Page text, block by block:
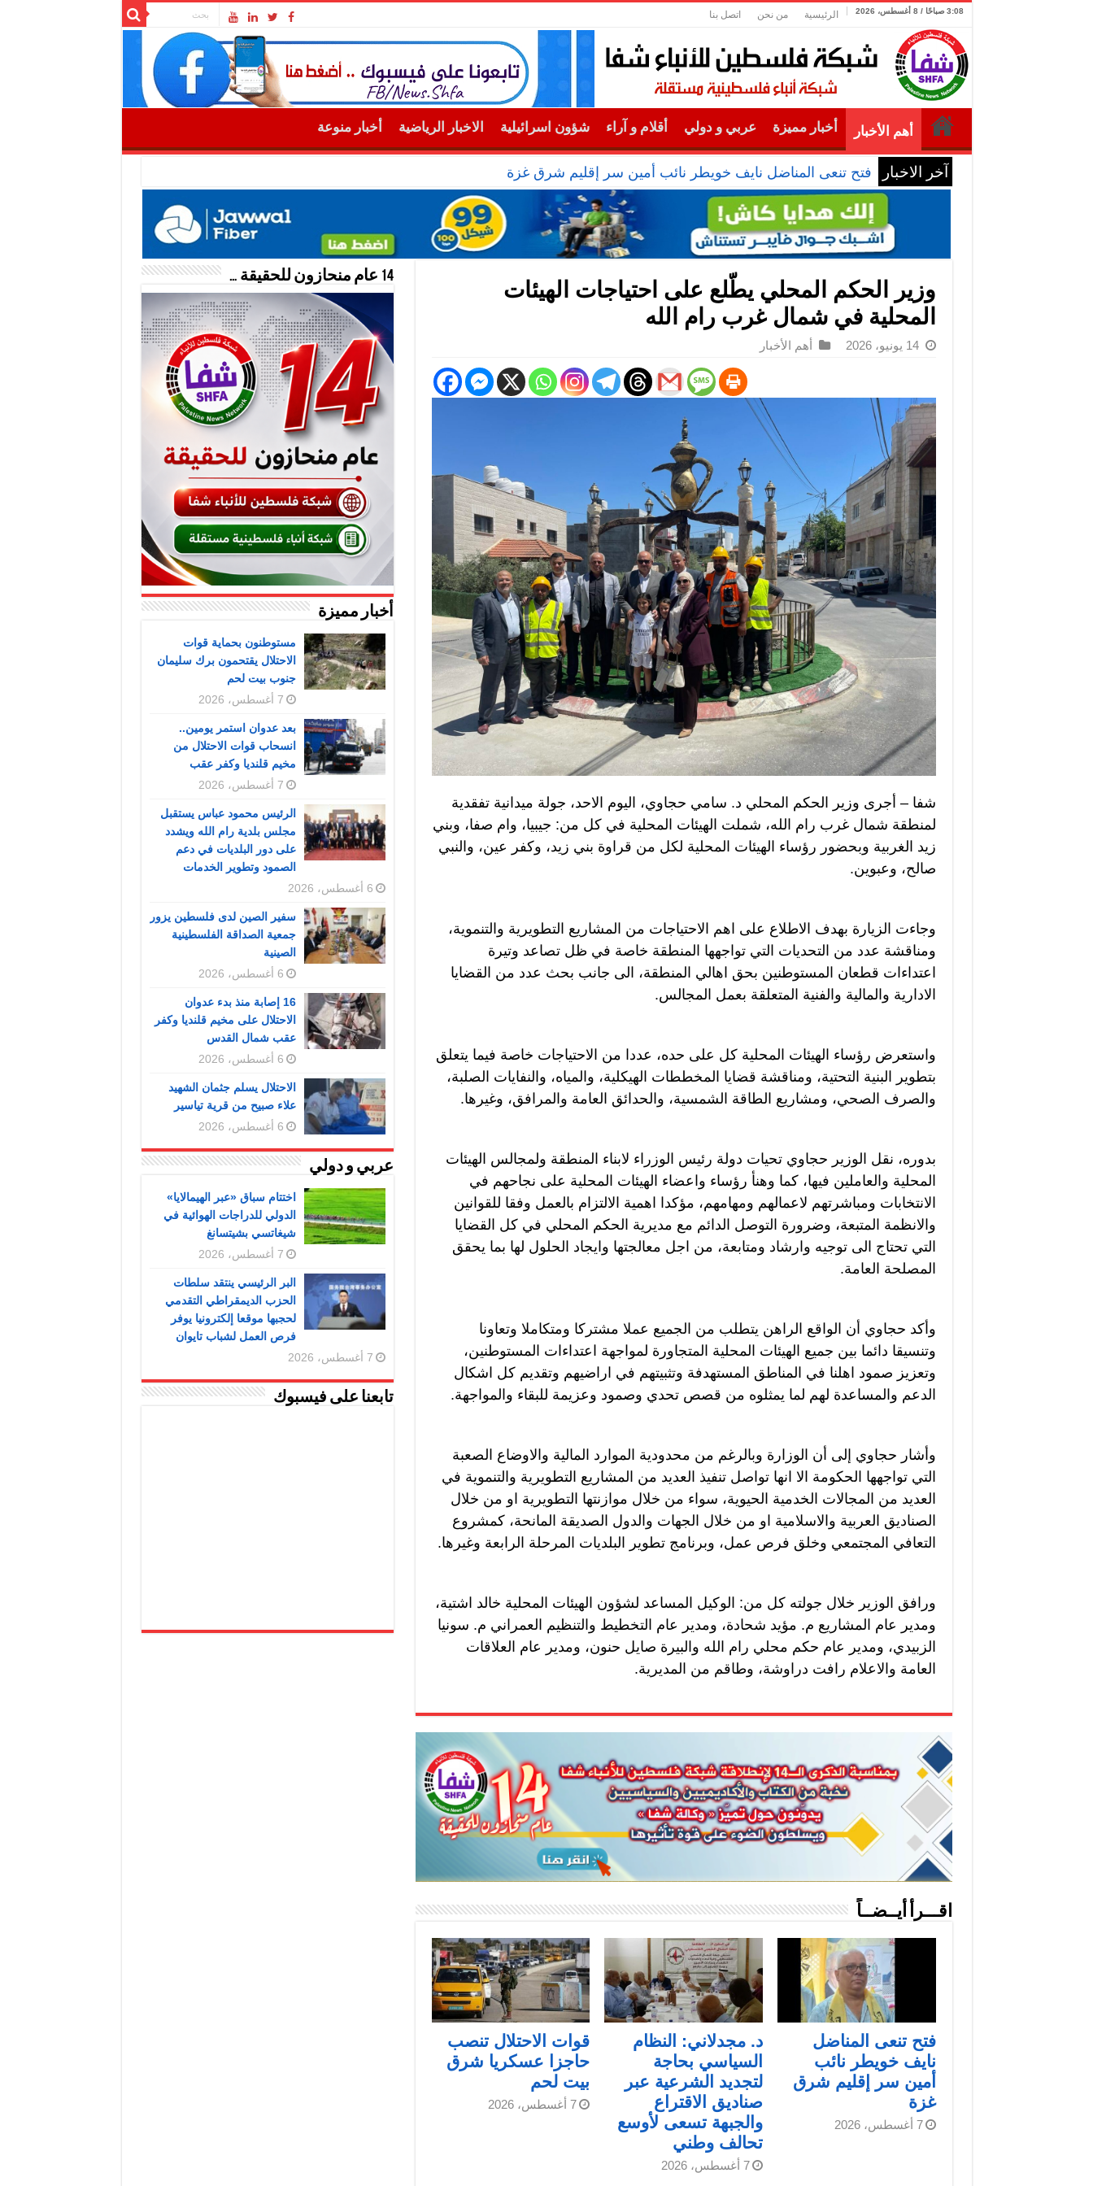
3:08 صباحًا / 8 أغسطس، 2026 الرئيسية من نحن اتصل بنا
أهم الأخبار أخبار مميزة عربي و دولي أقلام و آراء شؤون اسرائيلية الاخبار الرياضية أخبار منوعة
آخر الاخبار فتح تنعى المناضل نايف خويطر نائب أمين سر إقليم شرق غزة
وزير الحكم المحلي يطّلع على احتياجات الهيئات
المحلية في شمال غرب رام الله
14 يونيو، 2026 أهم الأخبار
شفا – أجرى وزير الحكم المحلي د. سامي حجاوي، اليوم الاحد، جولة ميدانية تفقدية
لمنطقة شمال غرب رام الله، شملت الهيئات المحلية في كل من: جيبيا، وام صفا، وبني
زيد الغربية وبحضور رؤساء الهيئات المحلية لكل من قراوة بني زيد، وكفر عين، والنبي
صالح، وعبوين.
وجاءت الزيارة بهدف الاطلاع على اهم الاحتياجات من المشاريع التطويرية والتنموية،
ومناقشة عدد من التحديات التي تواجهها المنطقة خاصة في ظل تصاعد وتيرة
اعتداءات قطعان المستوطنين بحق اهالي المنطقة، الى جانب بحث عدد من القضايا
الادارية والمالية والفنية المتعلقة بعمل المجالس.
واستعرض رؤساء الهيئات المحلية كل على حده، عددا من الاحتياجات خاصة فيما يتعلق
بتطوير البنية التحتية، ومناقشة قضايا المخططات الهيكلية، والمياه، والنفايات الصلبة،
والصرف الصحي، ومشاريع الطاقة الشمسية، والحدائق العامة والمرافق، وغيرها.
بدوره، نقل الوزير حجاوي تحيات دولة رئيس الوزراء لابناء المنطقة ولمجالس الهيئات
المحلية والعاملين فيها، كما وهنأ رؤساء واعضاء الهيئات المحلية على نجاحهم في
الانتخابات ومباشرتهم لاعمالهم ومهامهم، مؤكدا اهمية الالتزام بالعمل وفقا للقوانين
والانظمة المتبعة، وضرورة التوصل الدائم مع مديرية الحكم المحلي في كل القضايا
التي تحتاج الى توجيه وارشاد ومتابعة، من اجل معالجتها وايجاد الحلول لها بما يحقق
المصلحة العامة.
وأكد حجاوي أن الواقع الراهن يتطلب من الجميع عملا مشتركا ومتكاملا وتعاونا
وتنسيقا دائما بين جميع الهيئات المحلية المتجاورة لمواجهة اعتداءات المستوطنين،
وتعزيز صمود اهلنا في المناطق المستهدفة وتثبيتهم في اراضيهم وتقديم كل اشكال
الدعم والمساعدة لهم لما يمثلوه من قصص تحدي وصمود وعزيمة للبقاء والمواجهة.
وأشار حجاوي إلى أن الوزارة وبالرغم من محدودية الموارد المالية والاوضاع الصعبة
التي تواجهها الحكومة الا انها تواصل تنفيذ العديد من المشاريع التطويرية والتنموية في
العديد من المجالات الخدمية الحيوية، سواء من خلال موازنتها التطويرية او من خلال
الصناديق العربية والاسلامية او من خلال الجهات والدول الصديقة المانحة، كمشروع
التعافي المجتمعي وخلق فرص عمل، وبرنامج تطوير البلديات المرحلة الرابعة وغيرها.
ورافق الوزير خلال جولته كل من: الوكيل المساعد لشؤون الهيئات المحلية خالد اشتية،
ومدير عام المشاريع م. مؤيد شحادة، ومدير عام التخطيط والتنظيم العمراني م. سونيا
الزبيدي، ومدير عام حكم محلي رام الله والبيرة صايل حنون، ومدير عام العلاقات
العامة والاعلام رافت دراوشة، وطاقم من المديرية.
اقـــرأ أيــضــاً
فتح تنعى المناضل
نايف خويطر نائب
أمين سر إقليم شرق
غزة
7 أغسطس، 2026
د. مجدلاني: النظام
السياسي بحاجة
لتجديد الشرعية عبر
صناديق الاقتراع
والجبهة تسعى لأوسع
تحالف وطني
7 أغسطس، 2026
قوات الاحتلال تنصب
حاجزا عسكريا شرق
بيت لحم
7 أغسطس، 2026
14 عام منحازون للحقيقة …
أخبار مميزة
مستوطنون بحماية قوات
الاحتلال يقتحمون برك سليمان
جنوب بيت لحم
7 أغسطس، 2026
بعد عدوان استمر يومين..
انسحاب قوات الاحتلال من
مخيم قلنديا وكفر عقب
7 أغسطس، 2026
الرئيس محمود عباس يستقبل
مجلس بلدية رام الله ويشدد
على دور البلديات في دعم
الصمود وتطوير الخدمات
6 أغسطس، 2026
سفير الصين لدى فلسطين يزور
جمعية الصداقة الفلسطينية
الصينية
6 أغسطس، 2026
16 إصابة منذ بدء عدوان
الاحتلال على مخيم قلنديا وكفر
عقب شمال القدس
6 أغسطس، 2026
الاحتلال يسلم جثمان الشهيد
علاء صبيح من قرية تياسير
6 أغسطس، 2026
عربي و دولي
اختتام سباق «عبر الهيمالايا»
الدولي للدراجات الهوائية في
شيغاتسي بشيتسانغ
7 أغسطس، 2026
البر الرئيسي ينتقد سلطات
الحزب الديمقراطي التقدمي
لحجبها موقعا إلكترونيا يوفر
فرص العمل لشباب تايوان
7 أغسطس، 2026
تابعنا على فيسبوك